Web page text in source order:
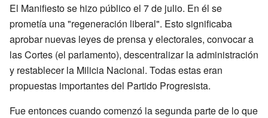
El Manifiesto se hizo público el 7 de julio. En él se
prometía una "regeneración liberal". Esto significaba
aprobar nuevas leyes de prensa y electorales, convocar a
las Cortes (el parlamento), descentralizar la administración
y restablecer la Milicia Nacional. Todas estas eran
propuestas importantes del Partido Progresista.
Fue entonces cuando comenzó la segunda parte de lo que